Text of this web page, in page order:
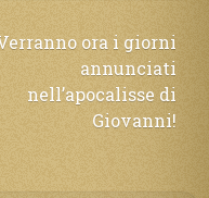
ora i giorni
annunciati
nell’apocalisse di
Giovanni!